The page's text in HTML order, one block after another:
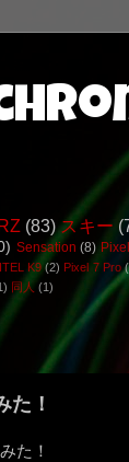
(83) スキー
Sensation (8)
K9 (2) Pixel 7 Pro
同人 (1)
た！
た！